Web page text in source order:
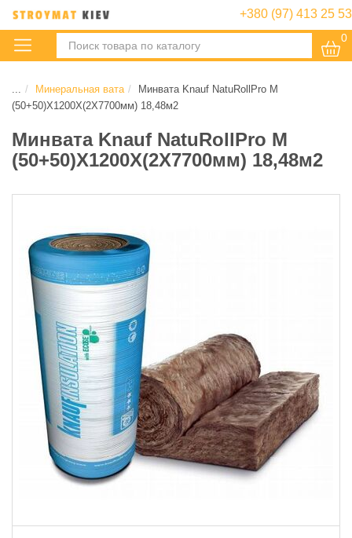
+380 (97) 413 25 53
0
Минеральная вата
Минвата Knauf NatuRollPro M
(50+50)X1200X(2X7700мм) 18,48м2
Минвата Knauf NatuRollPro M
(50+50)X1200X(2X7700мм) 18,48м2